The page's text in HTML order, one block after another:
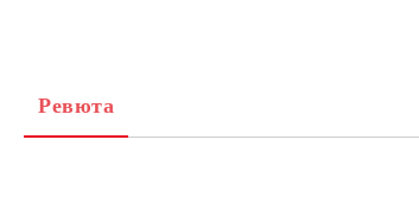
Ревюта